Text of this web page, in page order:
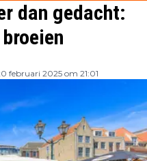
dan gedacht:
februari 2025 om 21:01